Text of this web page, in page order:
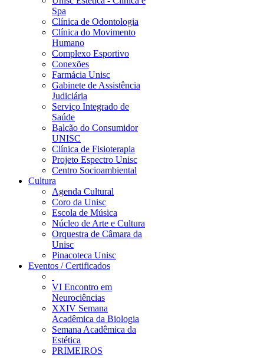
Spa
Clínica de Odontologia
Clínica do Movimento
Humano
Complexo Esportivo
Conexões
Farmácia Unisc
Gabinete de Assistência
Judiciária
Serviço Integrado de
Saúde
Balcão do Consumidor
UNISC
Clínica de Fisioterapia
Projeto Espectro Unisc
Centro Socioambiental
Cultura
Agenda Cultural
Coro da Unisc
Escola de Música
Núcleo de Arte e Cultura
Orquestra de Câmara da
Unisc
Pinacoteca Unisc
Eventos / Certificados
VI Encontro em
Neurociências
XXIV Semana
Acadêmica da Biologia
Semana Acadêmica da
Estética
PRIMEIROS